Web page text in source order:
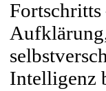
Fortschritts
Intelligenz